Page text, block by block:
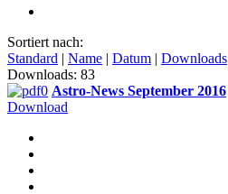
Sortiert nach:
Standard | Name | Datum | Downloads
Downloads: 83
Astro-News September 2016
Download